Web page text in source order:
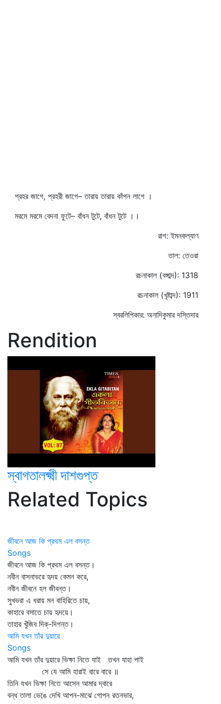
প্রহর জাগে, প্রহরী জাগে– তারায় তারায় কাঁপন লাগে ।
মরমে মরমে বেদনা ফুটে– বাঁধন টুটে, বাঁধন টুটে ।।
রাগ: ইমনকল্যাণ
তাল: তেওরা
রচনাকাল (বঙ্গাব্দ): 1318
রচনাকাল (খৃষ্টাব্দ): 1911
স্বরলিপিকার: অনাদিকুমার দস্তিদার
Rendition
স্বাগতালক্ষ্মী দাশগুপ্ত
Related Topics
জীবনে আজ কি প্রথম এল বসন্ত
Songs
জীবনে আজ কি প্রথম এল বসন্ত।
নবীন বাসনাভরে হৃদয় কেমন করে,
নবীন জীবনে হল জীবন্ত।
সুখভরা এ ধরায় মন বাহিরিতে চায়,
কাহারে বসাতে চায় হৃদয়ে।
তাহার খুঁজিব দিক্‌-দিগন্ত।
আমি যখন তাঁর দুয়ারে
Songs
আমি যখন তাঁর দুয়ারে ভিক্ষা নিতে যাই তখন যাহা পাই
সে যে আমি হারাই বারে বারে ॥
তিনি যখন ভিক্ষা নিতে আসেন আমার দ্বারে
বন্ধ তালা ভেঙে দেখি আপন-মাঝে গোপন রতনভার,